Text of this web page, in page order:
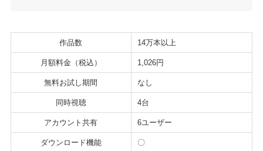
作品数 14万本以上
月額料金（税込） 1,026円
無料お試し期間 なし
同時視聴 4台
アカウント共有 6ユーザー
ダウンロード機能 〇